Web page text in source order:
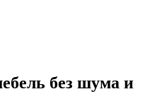
без шума и